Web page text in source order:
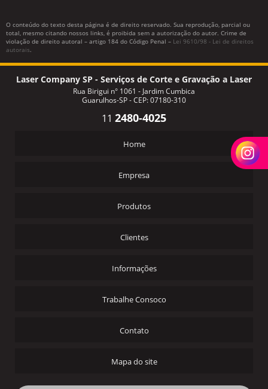
O conteúdo do texto desta página é de direito reservado. Sua reprodução, parcial ou
total, mesmo citando nossos links, é proibida sem a autorização do autor. Crime de
violação de direito autoral – artigo 184 do Código Penal – Lei 9610/98 - Lei de direitos
autorais.
Laser Company SP - Serviços de Corte e Gravação a Laser
Rua Birigui n° 1061 - Jardim Cumbica
Guarulhos-SP - CEP: 07180-310
11 2480-4025
Home
Empresa
Produtos
Clientes
Informações
Trabalhe Consoco
Contato
Mapa do site